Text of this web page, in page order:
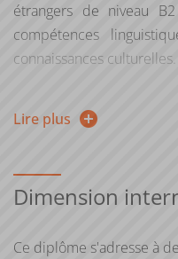
étrangers de niveau
compétences
connaissances culturelles.
universitaire d'études
Une attestation
fin de semestre.
Lire plus
Dimension
Ce diplôme s'adresse à